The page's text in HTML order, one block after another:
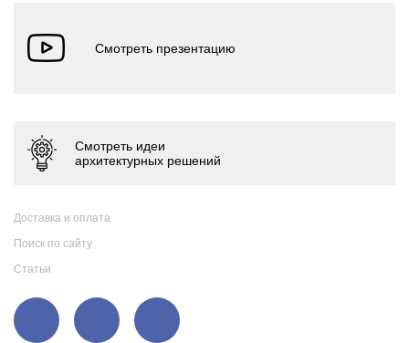
Доставка и оплата
Поиск по сайту
Статьи